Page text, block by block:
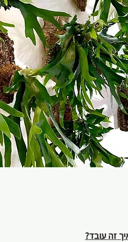
זה עובד?